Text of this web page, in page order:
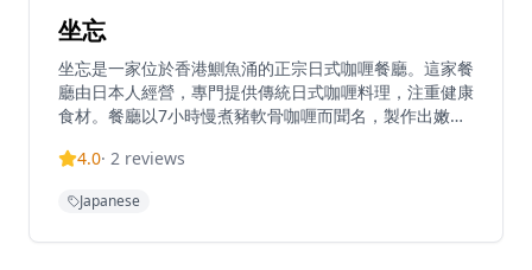
坐忘
坐忘是一家位於香港鰂魚涌的正宗日式咖喱餐廳。這家餐
廳由日本人經營，專門提供傳統日式咖喱料理，注重健康
食材。餐廳以7小時慢煮豬軟骨咖喱而聞名，製作出嫩滑
喱烏冬和蔬菜咖喱選擇。這家小餐廳大約有10張桌子，
冷烏冬選擇，帶來獨特的用餐體驗。餐廳營業時間為週一
4.0· 2 reviews
Japanese